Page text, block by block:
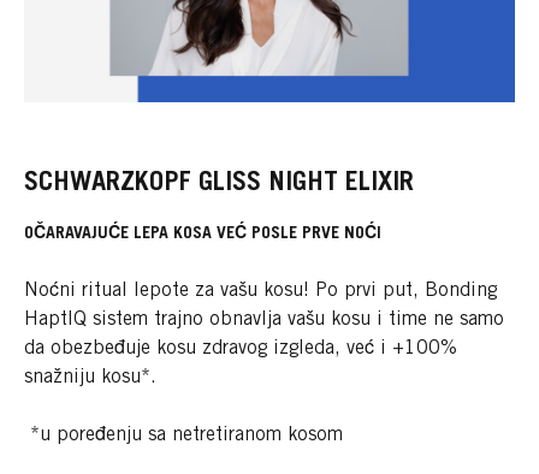
SCHWARZKOPF GLISS NIGHT ELIXIR
OČARAVAJUĆE LEPA KOSA VEĆ POSLE PRVE NOĆI
Noćni ritual lepote za vašu kosu! Po prvi put, Bonding
HaptIQ sistem trajno obnavlja vašu kosu i time ne samo
da obezbeđuje kosu zdravog izgleda, već i +100%
snažniju kosu*.
*u poređenju sa netretiranom kosom